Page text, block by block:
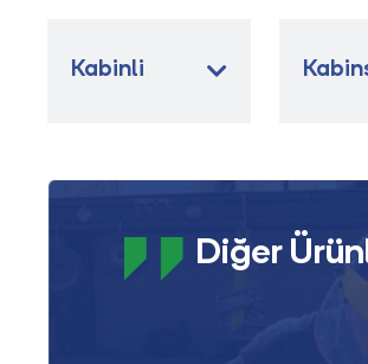
Kabinli
Diğer